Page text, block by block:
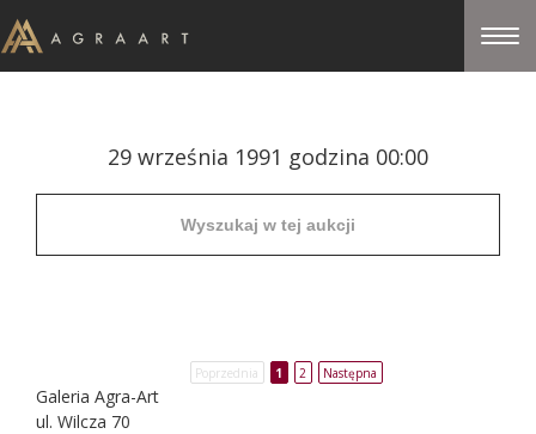
29 września 1991 godzina 00:00
Poprzednia 1 2 Następna
Galeria Agra-Art
ul. Wilcza 70